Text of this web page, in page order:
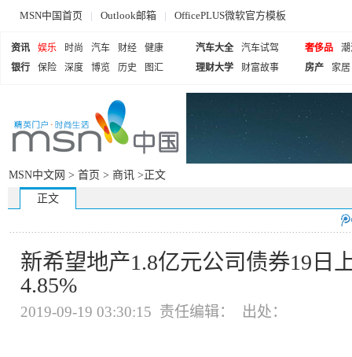
MSN中国首页 | Outlook邮箱 | OfficePLUS微软官方模板
资讯 娱乐 时尚 汽车 财经
健康
银行
保险 深度 博览 历史 图汇
汽车大全
汽车试驾
理财大学
财富故事
奢侈品
房产
家居
MSN中文网 > 首页 > 商讯 >正文
正文
新希望地产1.8亿元公司债券19日
4.85%
2019-09-19 03:30:15 责任编辑： 出处：